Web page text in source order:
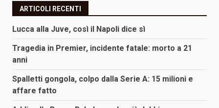
ARTICOLI RECENTI
Lucca alla Juve, così il Napoli dice sì
Tragedia in Premier, incidente fatale: morto a 21
anni
Spalletti gongola, colpo dalla Serie A: 15 milioni e
affare fatto